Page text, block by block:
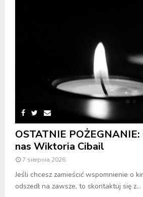
OSTATNIE POŻEGNANIE:
nas Wiktoria Cibail
7 sierpnia 2026
Jeśli chcesz zamieścić wspomnienie o
odszedł na zawsze, to skontaktuj się z...